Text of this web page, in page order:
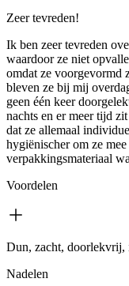
Zeer tevreden!
Ik ben zeer tevreden
waardoor ze niet
omdat ze voorgevormd
bleven ze bij mij
geen één keer
nachts en er meer tijd
dat ze allemaal
hygiënischer om ze
verpakkingsmateriaal
Voordelen
Dun, zacht, doorlekvrij,
Nadelen